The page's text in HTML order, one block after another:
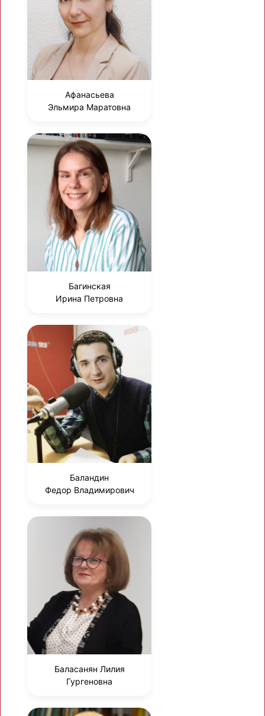
Афанасьева
Эльмира Маратовна
Багинская
Ирина Петровна
Баландин
Федор Владимирович
Баласанян Лилия
Гургеновна